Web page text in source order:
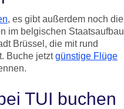
, es gibt außerdem noch die
im belgischen Staatsaufbau
Brüssel, die mit rund
Buche jetztgünstige Flüge
TUI buchen